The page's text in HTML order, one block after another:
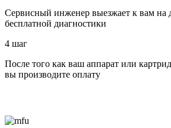
Сервисный инженер выезжает к вам на
бесплатной диагностики
4 шаг
После того как ваш аппарат или
вы производите оплату